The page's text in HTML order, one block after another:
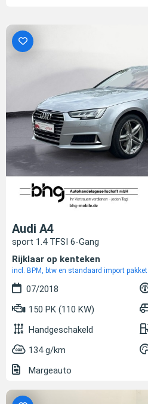
Audi A4
sport 1.4 TFSI 6-Gang
Rijklaar op kenteken
incl. BPM, btw en standaard import pakket
07/2018
150 PK (110 KW)
Handgeschakeld
134 g/km
Margeauto